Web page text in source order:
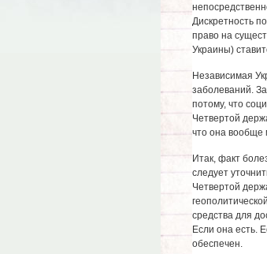
Дискретность
право на
Украины)
Независимая
заболеваний.
потому, что
Четвертой
что она вообще
Итак, факт
следует
Четвертой
средства для
Если она есть.
обеспечен.